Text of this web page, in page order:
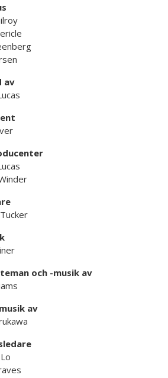
av
och -musik av
av